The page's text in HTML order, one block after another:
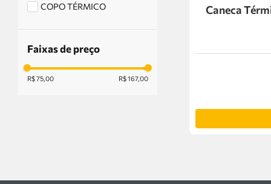
COPO TÉRMICO
Faixas de preço
R$ 75,00 R$ 167,00
Caneca